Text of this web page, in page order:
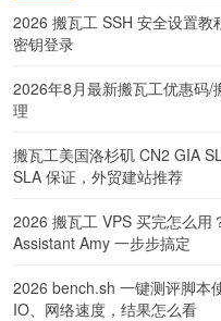
2026 搬瓦工 SSH 安全设置教
密钥登录
2026年8月最新搬瓦工优惠码
理
搬瓦工美国洛杉矶 CN2 GIA
SLA 保证，外贸建站推荐
2026 搬瓦工 VPS 买完怎么用
Assistant Amy 一步步搞定
2026 bench.sh 一键测评脚本
IO、网络速度，结果怎么看